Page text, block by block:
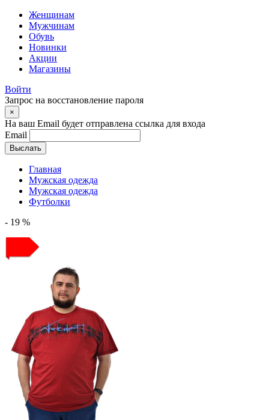
Женщинам
Мужчинам
Обувь
Новинки
Акции
Магазины
Войти
Запрос на восстановление пароля
×
На ваш Email будет отправлена ссылка для входа
Email
Выслать
Главная
Мужская одежда
Мужская одежда
Футболки
- 19 %